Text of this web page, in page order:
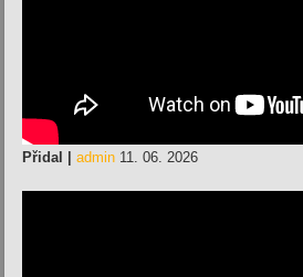
Přidal | admin 11. 06. 2026